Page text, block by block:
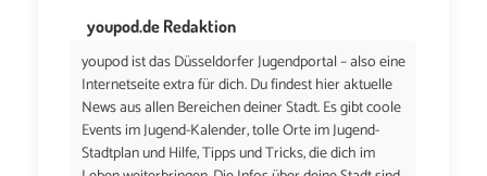
youpod.de Redaktion
youpod ist das Düsseldorfer Jugendportal – also eine
Internetseite extra für dich. Du findest hier aktuelle
News aus allen Bereichen deiner Stadt. Es gibt coole
Events im Jugend-Kalender, tolle Orte im Jugend-
Stadtplan und Hilfe, Tipps und Tricks, die dich im